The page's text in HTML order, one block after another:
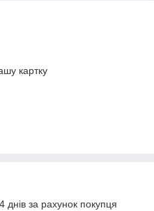
картку
за рахунок покупця